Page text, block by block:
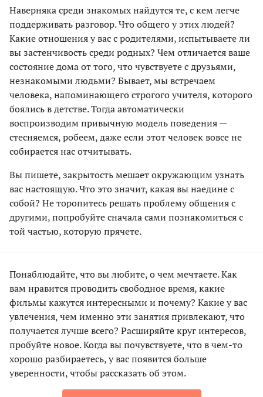
Наверняка среди знакомых найдутся те, с кем легче
поддерживать разговор. Что общего у этих людей?
Какие отношения у вас с родителями, испытываете ли
вы застенчивость среди родных? Чем отличается ваше
состояние дома от того, что чувствуете с друзьями,
незнакомыми людьми? Бывает, мы встречаем
человека, напоминающего строгого учителя, которого
боялись в детстве. Тогда автоматически
воспроизводим привычную модель поведения —
стесняемся, робеем, даже если этот человек вовсе не
собирается нас отчитывать.
Вы пишете, закрытость мешает окружающим узнать
вас настоящую. Что это значит, какая вы наедине с
собой? Не торопитесь решать проблему общения с
другими, попробуйте сначала сами познакомиться с
той частью, которую прячете.
Понаблюдайте, что вы любите, о чем мечтаете. Как
вам нравится проводить свободное время, какие
фильмы кажутся интересными и почему? Какие у вас
увлечения, чем именно эти занятия привлекают, что
получается лучше всего? Расширяйте круг интересов,
пробуйте новое. Когда вы почувствуете, что в чем-то
хорошо разбираетесь, у вас появится больше
уверенности, чтобы рассказать об этом.